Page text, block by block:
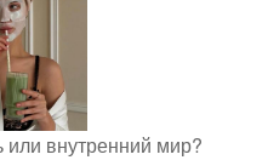
внутренний мир?